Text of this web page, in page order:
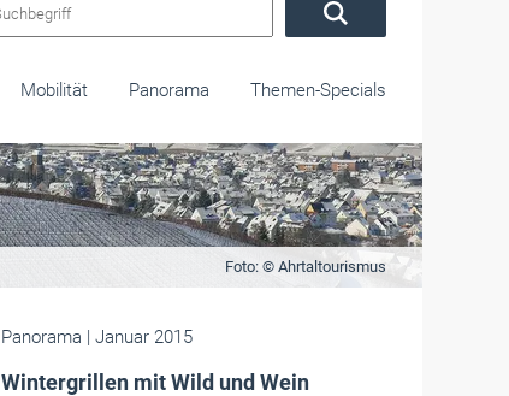
Mobilität Panorama Themen-Specials
Foto: © Ahrtaltourismus
Panorama | Januar 2015
Wintergrillen mit Wild und Wein